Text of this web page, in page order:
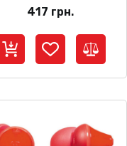
417 грн.